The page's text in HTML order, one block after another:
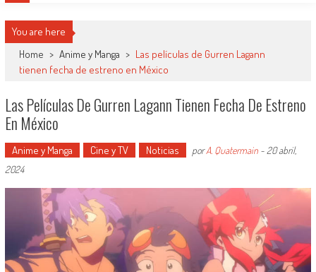
You are here
Home > Anime y Manga > Las películas de Gurren Lagann
tienen fecha de estreno en México
Las Películas De Gurren Lagann Tienen Fecha De Estreno
En México
Anime y Manga Cine y TV Noticias porA. Quatermain- 20 abril,
2024